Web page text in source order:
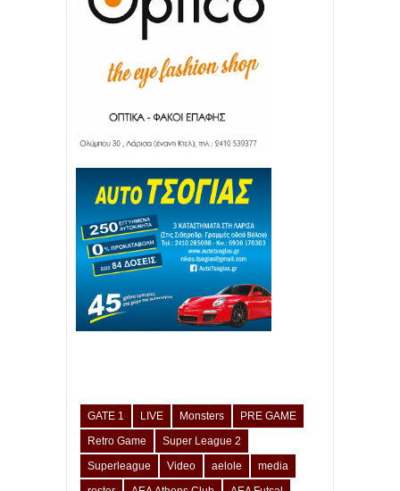
GATE 1 LIVE Monsters
PRE GAME
Retro Game
Super League 2
Superleague
Video aelole
media